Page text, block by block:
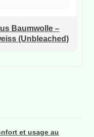
Baumwolle –
(Unbleached)
et usage au